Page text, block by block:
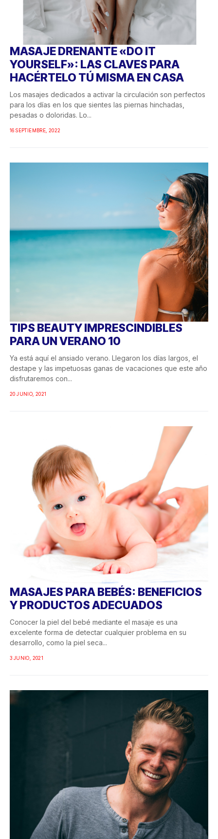
MASAJE DRENANTE «DO IT
YOURSELF»: LAS CLAVES PARA
HACÉRTELO TÚ MISMA EN CASA
Los masajes dedicados a activar la circulación son perfectos
para los días en los que sientes las piernas hinchadas,
pesadas o doloridas. Lo...
16 SEPTIEMBRE, 2022
TIPS BEAUTY IMPRESCINDIBLES
PARA UN VERANO 10
Ya está aquí el ansiado verano. Llegaron los días largos, el
destape y las impetuosas ganas de vacaciones que este año
disfrutaremos con...
20 JUNIO, 2021
MASAJES PARA BEBÉS: BENEFICIOS
Y PRODUCTOS ADECUADOS
Conocer la piel del bebé mediante el masaje es una
excelente forma de detectar cualquier problema en su
desarrollo, como la piel seca...
3 JUNIO, 2021